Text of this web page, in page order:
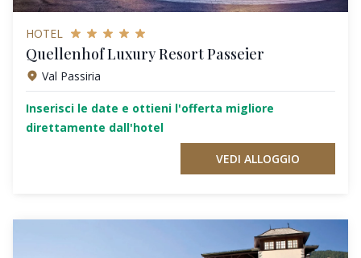
HOTEL
Quellenhof Luxury Resort Passeier
Val Passiria
Inserisci le date e ottieni l'offerta migliore
direttamente dall'hotel
VEDI ALLOGGIO